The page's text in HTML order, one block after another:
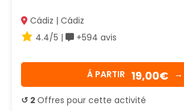
Cádiz | Cádiz
4.4/5 |
+594 avis
Á PARTIR 19,00€ →
↺ 2 Offres pour cette activité